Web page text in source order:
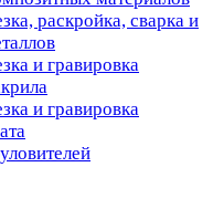
раскройка, сварка и
и гравировка
и гравировка